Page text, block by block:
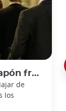
deberías elegir?
de
los